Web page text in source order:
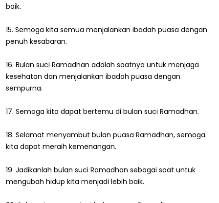
baik.
15. Semoga kita semua menjalankan ibadah puasa dengan
penuh kesabaran.
16. Bulan suci Ramadhan adalah saatnya untuk menjaga
kesehatan dan menjalankan ibadah puasa dengan
sempurna.
17. Semoga kita dapat bertemu di bulan suci Ramadhan.
18. Selamat menyambut bulan puasa Ramadhan, semoga
kita dapat meraih kemenangan.
19. Jadikanlah bulan suci Ramadhan sebagai saat untuk
mengubah hidup kita menjadi lebih baik.